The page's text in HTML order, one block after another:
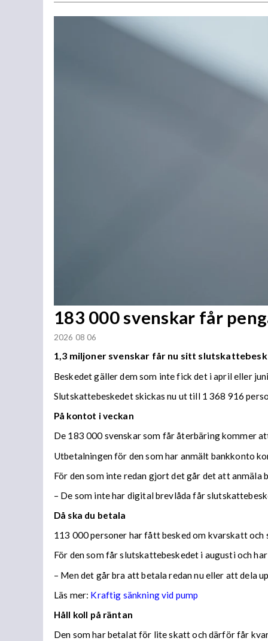
183 000 svenskar får
2026 08 06
1,3 miljoner svenskar får nu sitt
Beskedet gäller dem som inte fick det i april eller
Slutskattebeskedet skickas nu ut till 1 368 916
På kontot i veckan
De 183 000 svenskar som får återbäring kommer
Utbetalningen för den som har anmält bankkonto
För den som inte redan gjort det går det att
– De som inte har digital brevlåda får
Då ska du betala
113 000 personer har fått besked om kvarskatt
För den som får slutskattebeskedet i augusti och
– Men det går bra att betala redan nu eller att dela
Läs mer: Kraftig sänkning vid pump
Håll koll på räntan
Den som har betalat för lite skatt och därför får